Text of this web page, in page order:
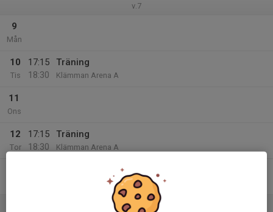
v.7
9
Mån
10
Tis
17:15
18:30
Träning
Klämman Arena A
11
Ons
12
Tor
17:15
18:30
Träning
Klämman Arena A
Klämman Arena A
Match mot Västerviks HF -12